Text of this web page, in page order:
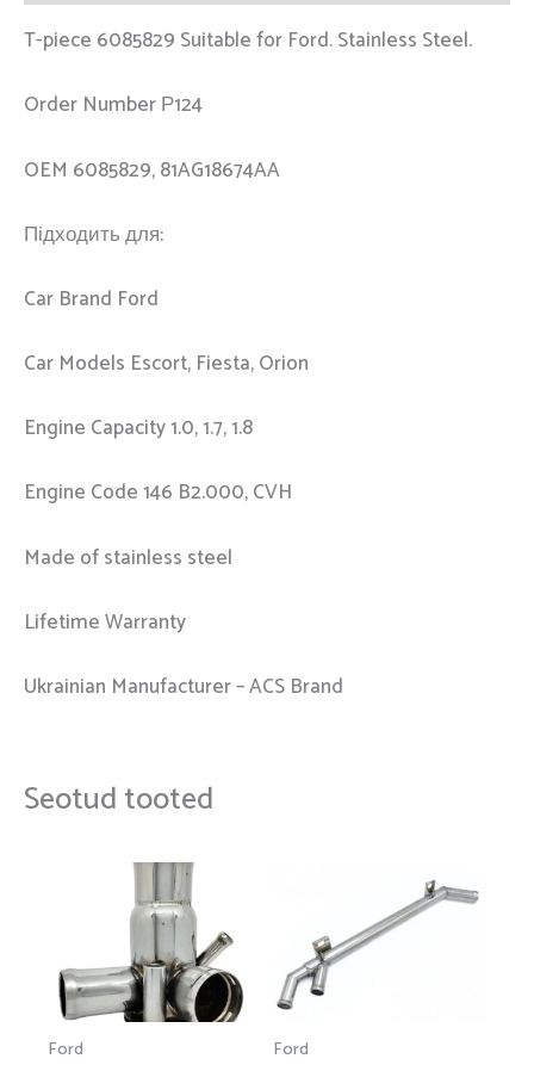
T-piece 6085829 Suitable for Ford. Stainless Steel.
Order Number Р124
OEM 6085829, 81AG18674AA
Підходить для:
Car Brand Ford
Car Models Escort, Fiesta, Orion
Engine Capacity 1.0, 1.7, 1.8
Engine Code 146 B2.000, CVH
Made of stainless steel
Lifetime Warranty
Ukrainian Manufacturer – ACS Brand
Seotud tooted
Ford Ford